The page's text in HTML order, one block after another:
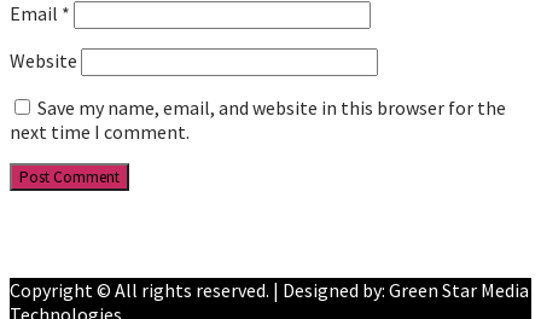
Email *
Website
Save my name, email, and website in this browser for the
next time I comment.
Copyright © All rights reserved. | Designed by: Green Star Media